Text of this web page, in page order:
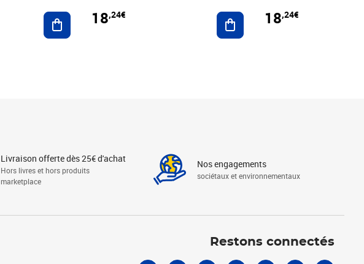
Ajouter au panier
18,24€ Ajouter au panier
18,24€
Livraison offerte dès 25€ d'achat
Hors livres et hors produits
marketplace
Nos engagements
sociétaux et environnementaux
Restons connectés